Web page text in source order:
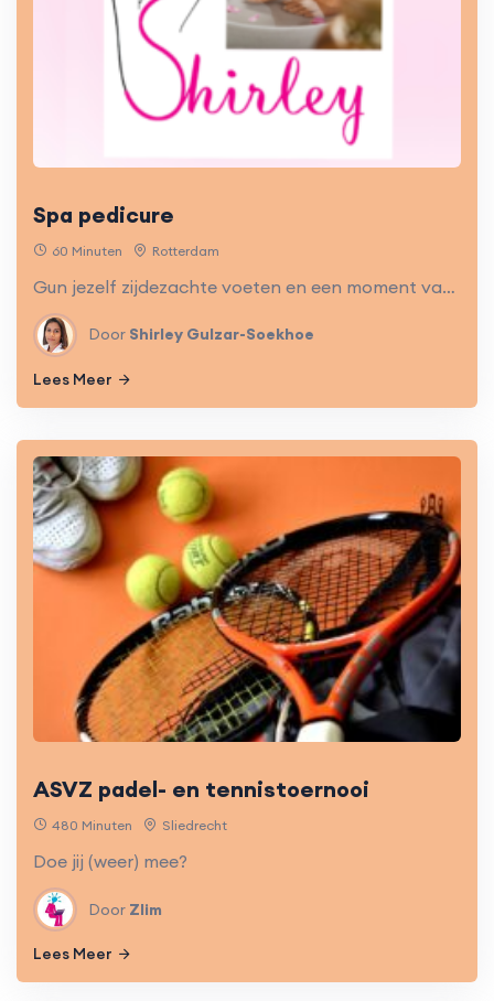
Spa pedicure
60 Minuten Rotterdam
Gun jezelf zijdezachte voeten en een moment van pure luxe. Laat je verwennen met een behandeling die ultieme ontspanning en verzorging samenbrengt!
Door Shirley Gulzar-Soekhoe
Lees Meer
ASVZ padel- en tennistoernooi
480 Minuten Sliedrecht
Doe jij (weer) mee?
Door Zlim
Lees Meer